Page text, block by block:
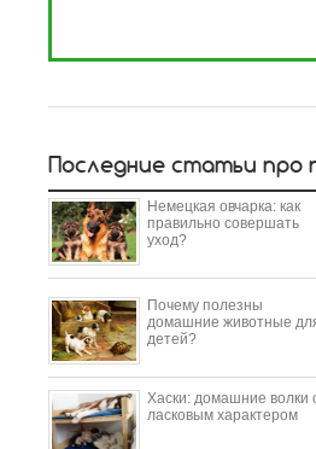
Последние статьи про
Немецкая овчарка: как
правильно совершать
уход?
Почему полезны
домашние животные
детей?
​Хаски: домашние волки
ласковым характером